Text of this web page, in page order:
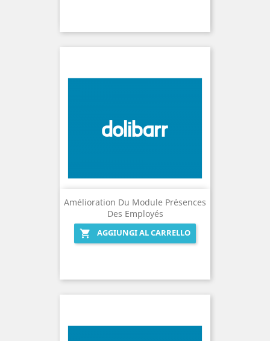
Amélioration Du Module Présences
Des Employés

AGGIUNGI AL CARRELLO